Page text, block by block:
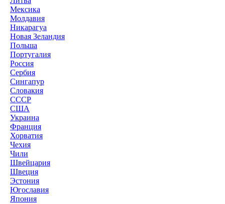
Мексика
Молдавия
Никарагуа
Новая Зеландия
Польша
Португалия
Россия
Сербия
Сингапур
Словакия
СССР
США
Украина
Франция
Хорватия
Чехия
Чили
Швейцария
Швеция
Эстония
Югославия
Япония